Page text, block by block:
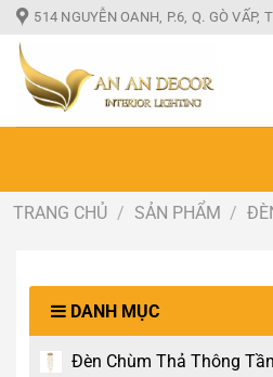
Bỏ
qua
nội
dung
514 NGUYỄN OANH, P.6, Q. GÒ VẤP,
TRANG CHỦ / SẢN PHẨM /
DANH MỤC
Đèn Chùm Thả Thông